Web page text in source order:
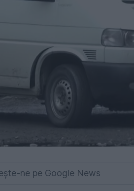
ne pe Google News